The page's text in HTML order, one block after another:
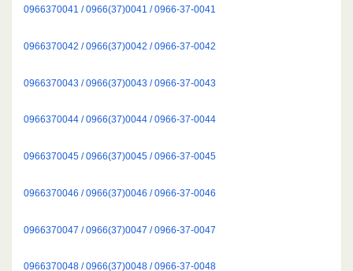
0966370041 / 0966(37)0041 / 0966-37-0041
0966370042 / 0966(37)0042 / 0966-37-0042
0966370043 / 0966(37)0043 / 0966-37-0043
0966370044 / 0966(37)0044 / 0966-37-0044
0966370045 / 0966(37)0045 / 0966-37-0045
0966370046 / 0966(37)0046 / 0966-37-0046
0966370047 / 0966(37)0047 / 0966-37-0047
0966370048 / 0966(37)0048 / 0966-37-0048